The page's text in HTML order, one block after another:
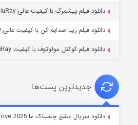
شوهر
دانلود فیلم پیشمرگ با کیفیت عالی BluRay
دانلود فیلم زیبا صدایم کن با کیفیت عالی BluRay
دانلود فیلم کوکتل مولوتوف با کیفیت BluRay
جدیدترین پست‌ها
دانلود سریال عشق چسبناک ما Our Sticky Love 2026